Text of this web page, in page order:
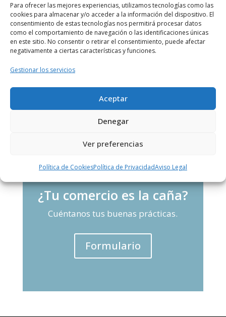
Para ofrecer las mejores experiencias, utilizamos tecnologías como las
cookies para almacenar y/o acceder a la información del dispositivo. El
consentimiento de estas tecnologías nos permitirá procesar datos
como el comportamiento de navegación o las identificaciones únicas
en este sitio. No consentir o retirar el consentimiento, puede afectar
negativamente a ciertas características y funciones.
Gestionar los servicios
Aceptar
Denegar
Ver preferencias
Política de CookiesPolítica de PrivacidadAviso Legal
¿Tu comercio es la caña?
Cuéntanos tus buenas prácticas.
Formulario